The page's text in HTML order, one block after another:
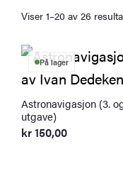
Viser 1–20 av 26
På lager
Astronavigasjon (3.
utgave)
kr150,00